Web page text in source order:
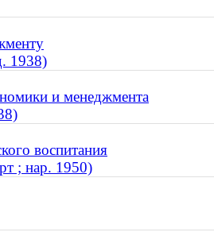
1938)
и менеджмента
воспитания
; нар. 1950)